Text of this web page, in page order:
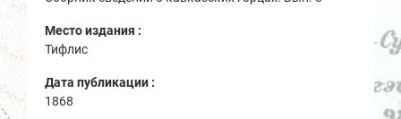
Место издания :
Тифлис
Дата публикации :
1868